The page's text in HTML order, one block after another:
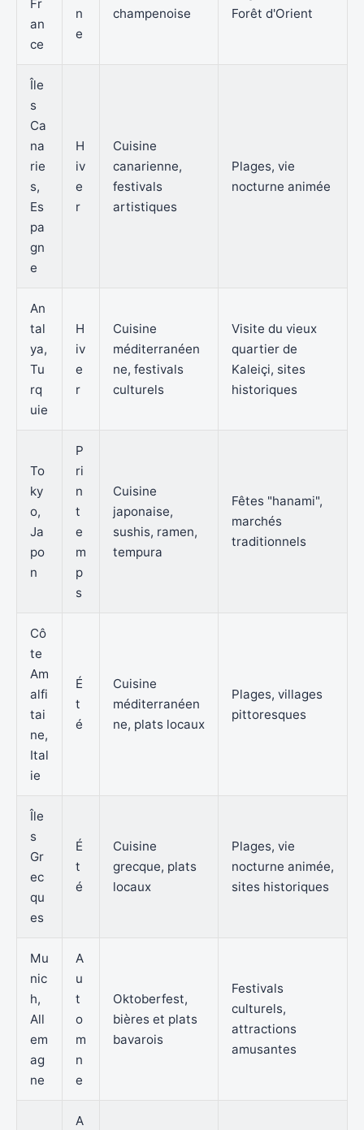
Fr
an
ce
n
e
champenoise
Forêt d'Orient
Île
s
Ca
na
rie
s,
Es
pa
gn
e
H
iv
e
r
Cuisine
canarienne,
festivals
artistiques
Plages, vie
nocturne animée
An
tal
ya,
Tu
rq
uie
H
iv
e
r
Cuisine
méditerranéen
ne, festivals
culturels
Visite du vieux
quartier de
Kaleiçi, sites
historiques
To
ky
o,
Ja
po
n
P
ri
n
t
e
m
p
s
Cuisine
japonaise,
sushis, ramen,
tempura
Fêtes "hanami",
marchés
traditionnels
Cô
te
Am
alfi
tai
ne,
Ital
ie
É
t
é
Cuisine
méditerranéen
ne, plats locaux
Plages, villages
pittoresques
Île
s
Gr
ec
qu
es
É
t
é
Cuisine
grecque, plats
locaux
Plages, vie
nocturne animée,
sites historiques
Mu
nic
h,
All
em
ag
ne
A
u
t
o
m
n
e
Oktoberfest,
bières et plats
bavarois
Festivals
culturels,
attractions
amusantes
A